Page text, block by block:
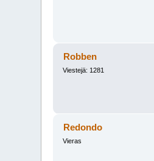
Robben
Viestejä: 1281
Redondo
Vieras